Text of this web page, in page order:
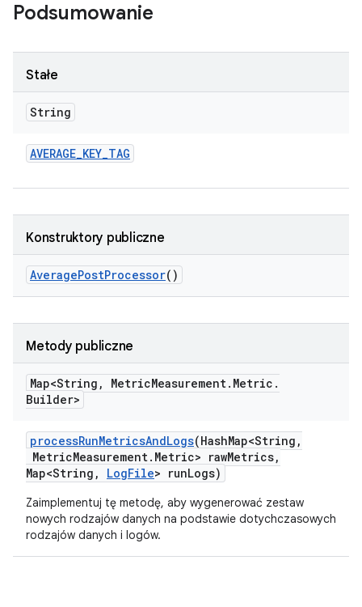
Podsumowanie
Stałe
String
AVERAGE_KEY_TAG
Konstruktory publiczne
AveragePostProcessor()
Metody publiczne
Map<String , MetricMeasurement. Metric .
Builder>
processRunMetricsAndLogs(HashMap<String ,
MetricMeasurement. Metric> rawMetrics,
Map<String , LogFile> runLogs)
Zaimplementuj tę metodę, aby wygenerować zestaw
nowych rodzajów danych na podstawie dotychczasowych
rodzajów danych i logów.